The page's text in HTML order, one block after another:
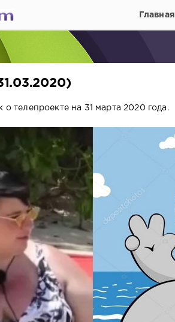
Главная
телепроекте на 31 марта 2020 года.